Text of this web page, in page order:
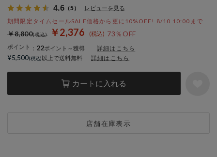
4.6 （5） レビューを見る
期間限定タイムセールSALE価格から更に10%OFF! 8/10 10:00まで
￥2,376 73％OFF
￥8,800
ポイント ： 22ポイント～獲得 詳細はこちら
カートに入れる
店舗在庫表示
¥5,500 以上で送料無料 詳細はこちら